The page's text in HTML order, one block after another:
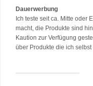
Dauerwerbung
Ich teste seit ca. Mitte oder
macht, die Produkte sind
Kaution zur Verfügung
über Produkte die ich